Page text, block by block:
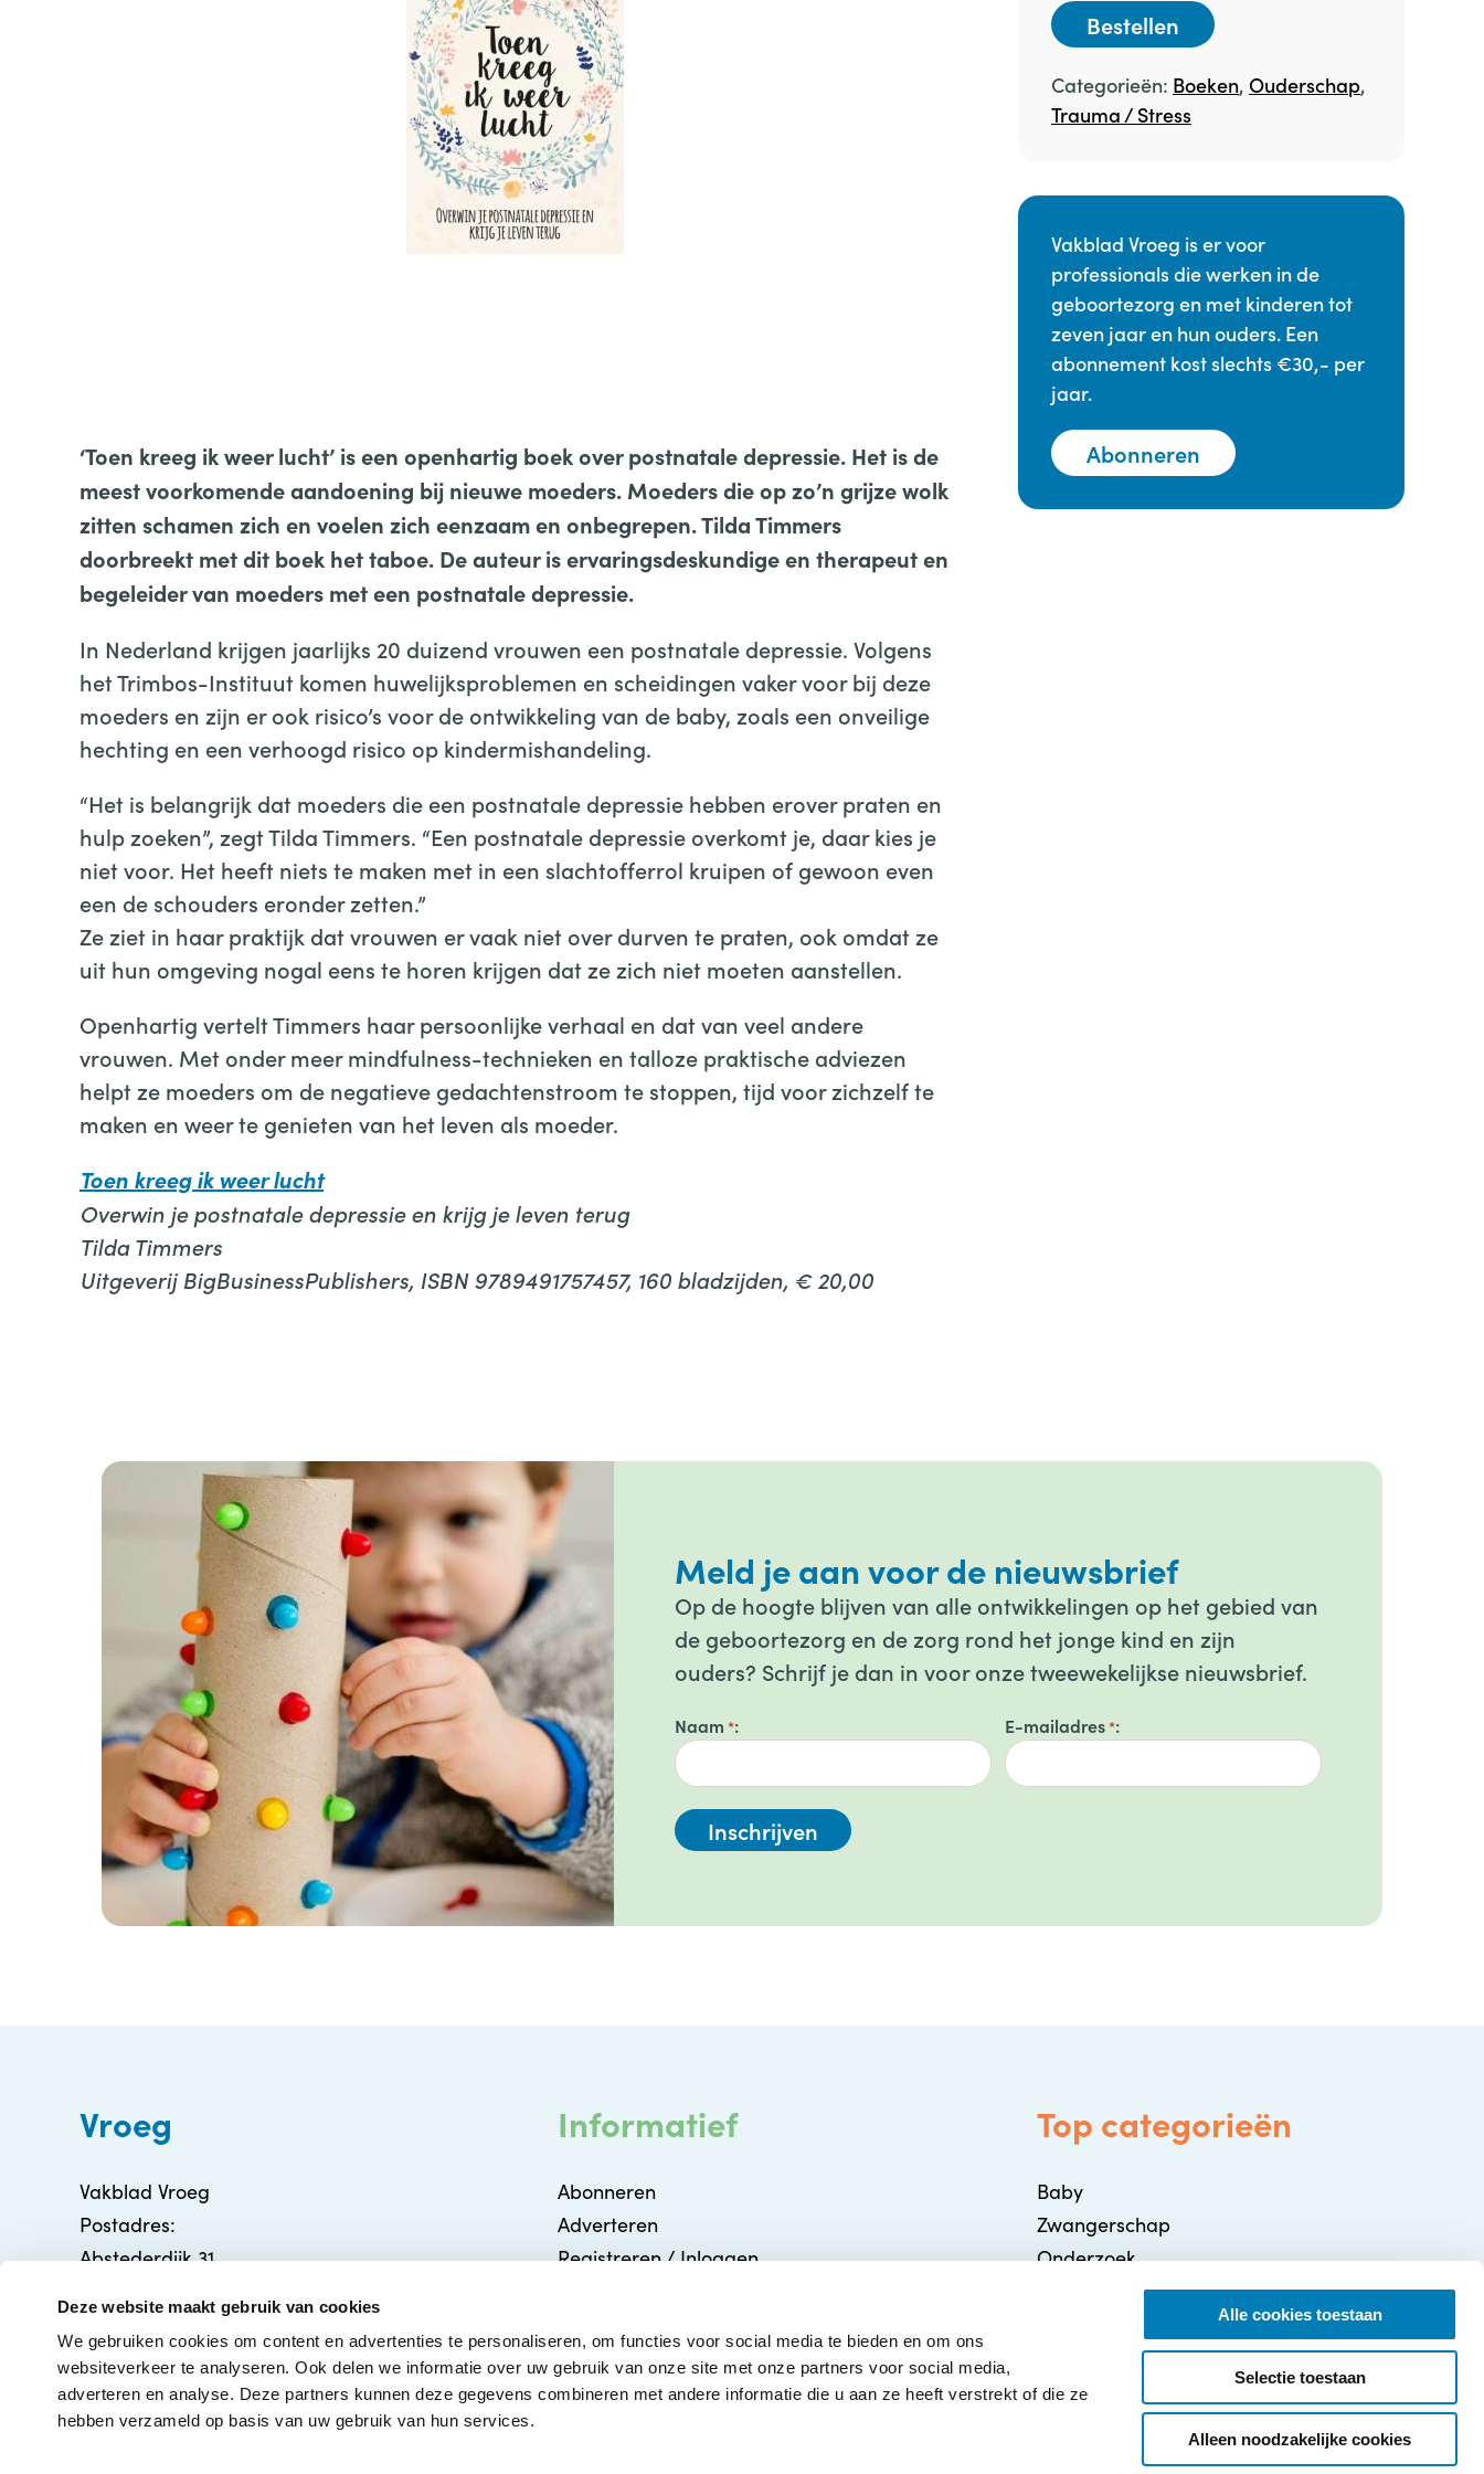
Deze website maakt gebruik van cookies
We gebruiken cookies om content en advertenties te personaliseren, om functies voor social media te bieden en om ons
websiteverkeer te analyseren. Ook delen we informatie over uw gebruik van onze site met onze partners voor social media,
adverteren en analyse. Deze partners kunnen deze gegevens combineren met andere informatie die u aan ze heeft verstrekt of die ze
hebben verzameld op basis van uw gebruik van hun services.
Alle cookies toestaan
Selectie toestaan
Alleen noodzakelijke cookies
‘Toen kreeg ik weer lucht’ is een openhartig boek over postnatale depressie. Het is de
meest voorkomende aandoening bij nieuwe moeders. Moeders die op zo’n grijze wolk
zitten schamen zich en voelen zich eenzaam en onbegrepen. Tilda Timmers
doorbreekt met dit boek het taboe. De auteur is ervaringsdeskundige en therapeut en
begeleider van moeders met een postnatale depressie.
In Nederland krijgen jaarlijks 20 duizend vrouwen een postnatale depressie. Volgens
het Trimbos-Instituut komen huwelijksproblemen en scheidingen vaker voor bij deze
moeders en zijn er ook risico’s voor de ontwikkeling van de baby, zoals een onveilige
hechting en een verhoogd risico op kindermishandeling.
“Het is belangrijk dat moeders die een postnatale depressie hebben erover praten en
hulp zoeken”, zegt Tilda Timmers. “Een postnatale depressie overkomt je, daar kies je
niet voor. Het heeft niets te maken met in een slachtofferrol kruipen of gewoon even
een de schouders eronder zetten.”
Ze ziet in haar praktijk dat vrouwen er vaak niet over durven te praten, ook omdat ze
uit hun omgeving nogal eens te horen krijgen dat ze zich niet moeten aanstellen.
Openhartig vertelt Timmers haar persoonlijke verhaal en dat van veel andere
vrouwen. Met onder meer mindfulness-technieken en talloze praktische adviezen
helpt ze moeders om de negatieve gedachtenstroom te stoppen, tijd voor zichzelf te
maken en weer te genieten van het leven als moeder.
Toen kreeg ik weer lucht
Overwin je postnatale depressie en krijg je leven terug
Tilda Timmers
Uitgeverij BigBusinessPublishers, ISBN 9789491757457, 160 bladzijden, € 20,00
Bestellen
Categorieën: Boeken, Ouderschap,
Trauma / Stress
Vakblad Vroeg is er voor
professionals die werken in de
geboortezorg en met kinderen tot
zeven jaar en hun ouders. Een
abonnement kost slechts €30,- per
jaar.
Abonneren
Meld je aan voor de nieuwsbrief
Op de hoogte blijven van alle ontwikkelingen op het gebied van
de geboortezorg en de zorg rond het jonge kind en zijn
ouders? Schrijf je dan in voor onze tweewekelijkse nieuwsbrief.
Naam * E-mailadres*
Vroeg
Vakblad Vroeg
Postadres:
Abstederdijk 31
info@vakbladvroeg.nl
KVK: 71316426
Informatief
Abonneren
Adverteren
Registreren / Inloggen
Contact
Top categorieën
Baby
Zwangerschap
Onderzoek
Gezondheid / Ziekte
Ouderschap